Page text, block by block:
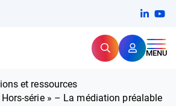
RechercherMENU
Expertise et proximité pour
et ressources
série » – La médiation préalable